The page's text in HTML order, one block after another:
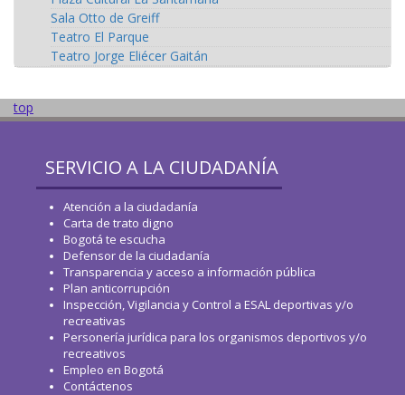
Sala Otto de Greiff
Teatro El Parque
Teatro Jorge Eliécer Gaitán
top
SERVICIO A LA CIUDADANÍA
Atención a la ciudadanía
Carta de trato digno
Bogotá te escucha
Defensor de la ciudadanía
Transparencia y acceso a información pública
Plan anticorrupción
Inspección, Vigilancia y Control a ESAL deportivas y/o
recreativas
Personería jurídica para los organismos deportivos y/o
recreativos
Empleo en Bogotá
Contáctenos